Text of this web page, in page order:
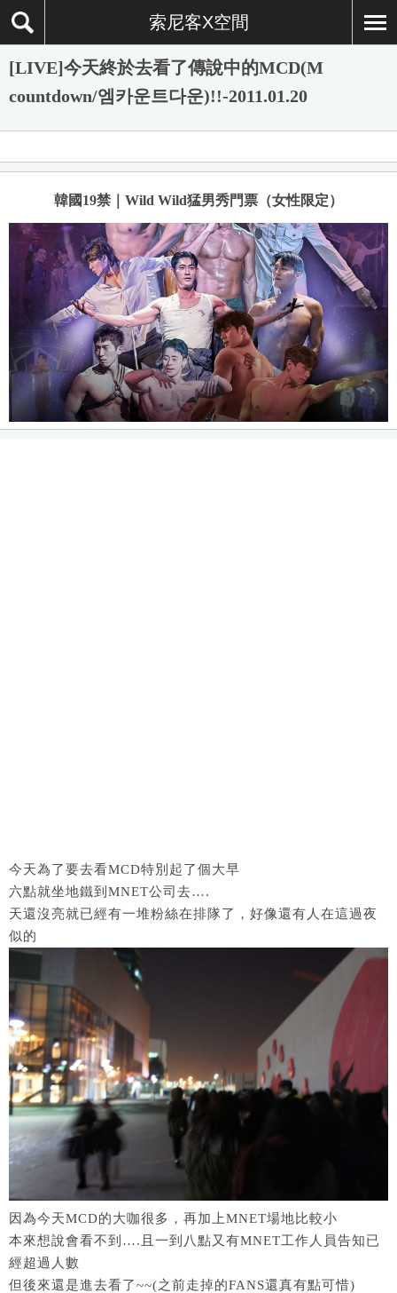
索尼客X空間
[LIVE]今天終於去看了傳說中的MCD(M
countdown/엠카운트다운)!!-2011.01.20
韓國19禁｜Wild Wild猛男秀門票（女性限定）
今天為了要去看MCD特別起了個大早
六點就坐地鐵到MNET公司去….
天還沒亮就已經有一堆粉絲在排隊了，好像還有人在這過夜
似的
因為今天MCD的大咖很多，再加上MNET場地比較小
本來想說會看不到….且一到八點又有MNET工作人員告知已
經超過人數
但後來還是進去看了~~(之前走掉的FANS還真有點可惜)